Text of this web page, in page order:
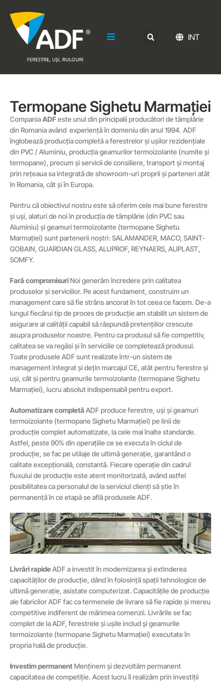
INT
Termopane Sighetu Marmației
CompaniaADFeste unul din principalii producători de tâmplărie
din Romania având experiență în domeniu din anul 1994. ADF
înglobează producția completă a ferestrelor și ușilor rezidențiale
din PVC / Aluminiu, producția geamurilor termoizolante (numite și
termopane), precum și servicii de consiliere, transport și montaj
prin rețeaua sa integrată de showroom-uri proprii și parteneri atât
în Romania, cât și în Europa.
Pentru că obiectivul nostru este să oferim cele mai bune ferestre
și uși, alaturi de noi în producția de tâmplărie (din PVC sau
Aluminiu) și geamuri termoizolante (termopane Sighetu
Marmației) sunt partenerii noștri: SALAMANDER, MACO, SAINT-
GOBAIN, GUARDIAN GLASS, ALUPROF, REYNAERS, ALIPLAST,
SOMFY.
Fară compromisuri Noi generăm încredere prin calitatea
produselor și serviciilor. Pe acest fundament, construim un
management care să fie strâns ancorat în tot ceea ce facem. De-a
lungul fiecărui tip de proces de producție am stabilit un sistem de
asigurare al calității capabil să răspundă pretențiilor crescute
asupra produselor noastre. Pentru ca produsul să fie competitiv,
calitatea se va regăsi și în serviciile ce completează produsul.
Toate produsele ADF sunt realizate într-un sistem de
management integrat și dețin marcajul CE, atât pentru ferestre și
uși, cât și pentru geamurile termoizolante (termopane Sighetu
Marmației), lucru absolut indispensabil pentru export.
Automatizare completă ADF produce ferestre, uși și geamuri
termoizolante (termopane Sighetu Marmației) pe linii de
producție complet automatizate, la cele mai înalte standarde.
Astfel, peste 90% din operațiile ce se executa în ciclul de
producție, se fac pe utilaje de ultimă generație, garantând o
calitate excepțională, constantă. Fiecare operație din cadrul
fluxului de producție este atent monitorizată, având astfel
posibilitatea ca personalul de la serviciul clienți să știe în
permanență în ce etapă se află produsele ADF.
Livrări rapideADF a investit în modernizarea și extinderea
capacităților de producție, dând în folosință spații tehnologice de
ultimă generație, asistate computerizat. Capacitățile de producție
ale fabricilor ADF fac ca termenele de livrare să fie rapide și mereu
competitive indiferent de mărimea comenzii. Livrările se fac
complet de la ADF, ferestrele și ușile includ și geamurile
termoizolante (termopane Sighetu Marmației) executate în
propria hală de producție.
Investim permanent Menținem și dezvoltăm permanent
capacitatea de competiție. Acest lucru îl realizăm prin investiții